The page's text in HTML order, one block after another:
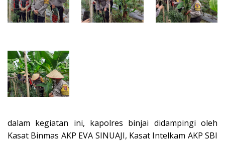
dalam kegiatan ini, kapolres binjai didampingi oleh
Kasat Binmas AKP EVA SINUAJI, Kasat Intelkam AKP SBI